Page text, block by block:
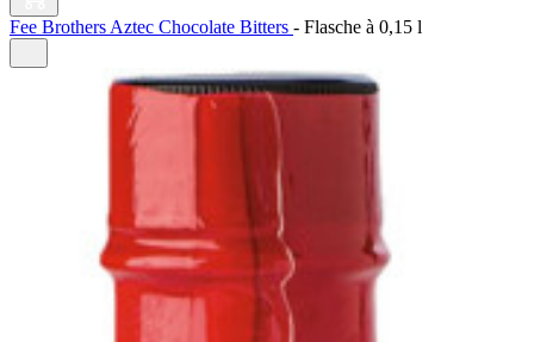
Fee Brothers Aztec Chocolate Bitters - Flasche à 0,15 l